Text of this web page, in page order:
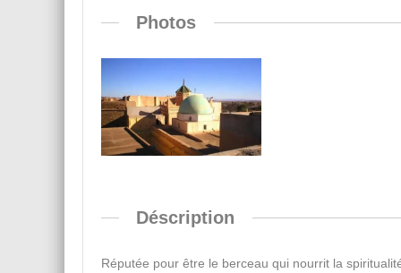
Photos
Déscription
Réputée pour être le berceau qui nourrit la